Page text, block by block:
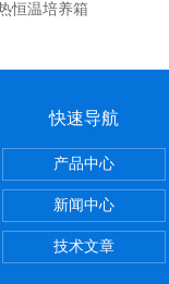
恒温培养箱
锅
快速导航
产品中心
新闻中心
技术文章